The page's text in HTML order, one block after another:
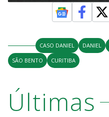
CASO DANIEL DANIEL
SÃO BENTO
CURITIBA
Últimas